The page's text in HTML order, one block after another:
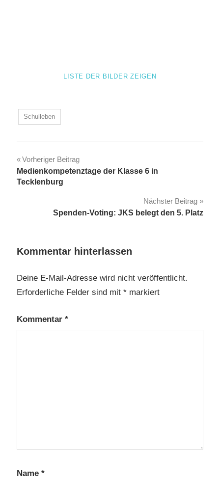
LISTE DER BILDER ZEIGEN
Schulleben
Beitragsnavigation
Vorheriger Beitrag
Medienkompetenztage der Klasse 6 in
Tecklenburg
Nächster Beitrag
Spenden-Voting: JKS belegt den 5. Platz
Kommentar hinterlassen
Deine E-Mail-Adresse wird nicht veröffentlicht.
Erforderliche Felder sind mit * markiert
Kommentar *
Name *